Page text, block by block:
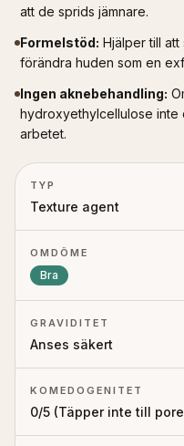
att de sprids jämnare.
Formelstöd: Hjälper till
förändra huden som en
Ingen aknebehandling:
hydroxyethylcellulose inte
arbetet.
TYP
Texture agent
OMDÖME
Bra
GRAVIDITET
Anses säkert
KOMEDOGENITET
0/5 (Täpper inte till